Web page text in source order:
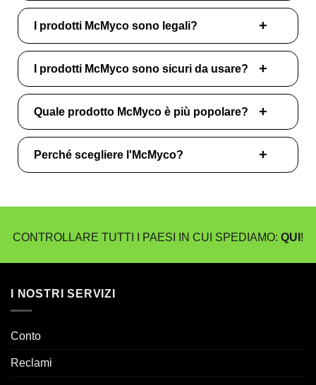
I prodotti McMyco sono legali?
I prodotti McMyco sono sicuri da usare?
Quale prodotto McMyco è più popolare?
Perché scegliere l'McMyco?
CONTROLLARE TUTTI I PAESI IN CUI SPEDIAMO: QUI !
I NOSTRI SERVIZI
Conto
Reclami